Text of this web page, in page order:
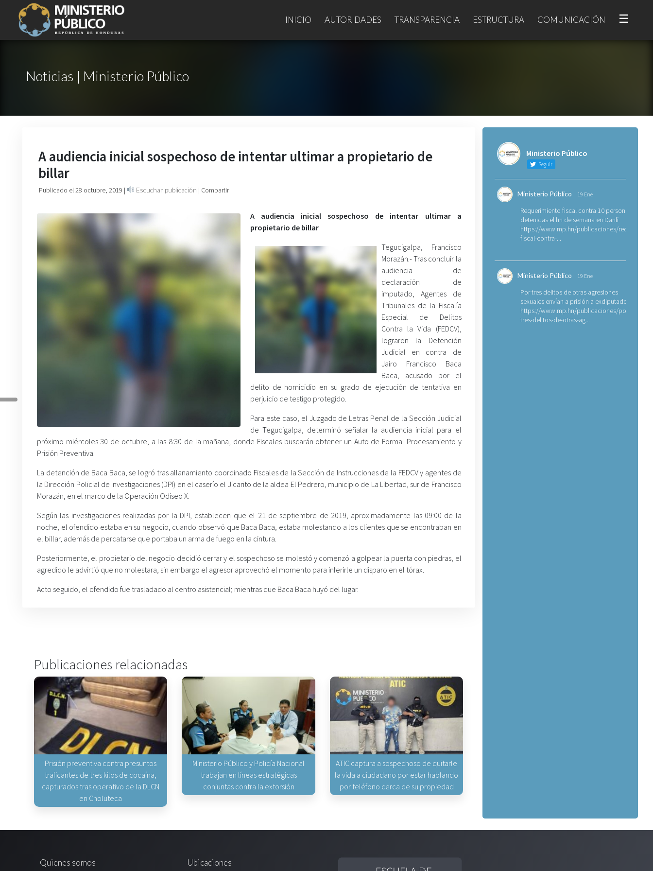
INICIO AUTORIDADES TRANSPARENCIA ESTRUCTURA COMUNICACIÓN ☰
Noticias | Ministerio Público
A audiencia inicial sospechoso de intentar ultimar a propietario de
billar
Publicado el 28 octubre, 2019 | Escuchar publicación | Compartir
A audiencia inicial sospechoso de intentar ultimar a
propietario de billar
Tegucigalpa, Francisco
Morazán.- Tras concluir la
audiencia de
declaración de
imputado, Agentes de
Tribunales de la Fiscalía
Especial de Delitos
Contra la Vida (FEDCV),
lograron la Detención
Judicial en contra de
Jairo Francisco Baca
Baca, acusado por el
delito de homicidio en su grado de ejecución de tentativa en
perjuicio de testigo protegido.
Para este caso, el Juzgado de Letras Penal de la Sección Judicial
de Tegucigalpa, determinó señalar la audiencia inicial para el
próximo miércoles 30 de octubre, a las 8:30 de la mañana, donde Fiscales buscarán obtener un Auto de Formal Procesamiento y
Prisión Preventiva.
La detención de Baca Baca, se logró tras allanamiento coordinado Fiscales de la Sección de Instrucciones de la FEDCV y agentes de
la Dirección Policial de Investigaciones (DPI) en el caserío el Jicarito de la aldea El Pedrero, municipio de La Libertad, sur de Francisco
Morazán, en el marco de la Operación Odiseo X.
Según las investigaciones realizadas por la DPI, establecen que el 21 de septiembre de 2019, aproximadamente las 09:00 de la
noche, el ofendido estaba en su negocio, cuando observó que Baca Baca, estaba molestando a los clientes que se encontraban en
el billar, además de percatarse que portaba un arma de fuego en la cintura.
Posteriormente, el propietario del negocio decidió cerrar y el sospechoso se molestó y comenzó a golpear la puerta con piedras, el
agredido le advirtió que no molestara, sin embargo el agresor aprovechó el momento para inferirle un disparo en el tórax.
Acto seguido, el ofendido fue trasladado al centro asistencial; mientras que Baca Baca huyó del lugar.
Publicaciones relacionadas
Prisión preventiva contra presuntos
traficantes de tres kilos de cocaína,
capturados tras operativo de la DLCN
en Choluteca
Ministerio Público y Policía Nacional
trabajan en líneas estratégicas
conjuntas contra la extorsión
ATIC captura a sospechoso de quitarle
la vida a ciudadano por estar hablando
por teléfono cerca de su propiedad
Ministerio Público
Seguir
Ministerio Público 19 Ene
Requerimiento fiscal contra 10 personas
detenidas el fin de semana en Danlí
https://www.mp.hn/publicaciones/
fiscal-contra-...
Ministerio Público 19 Ene
Por tres delitos de otras agresiones
sexuales envían a prisión a exdiputado
https://www.mp.hn/publicaciones/por-
tres-delitos-de-otras-ag...
Quienes somos
Ubicaciones